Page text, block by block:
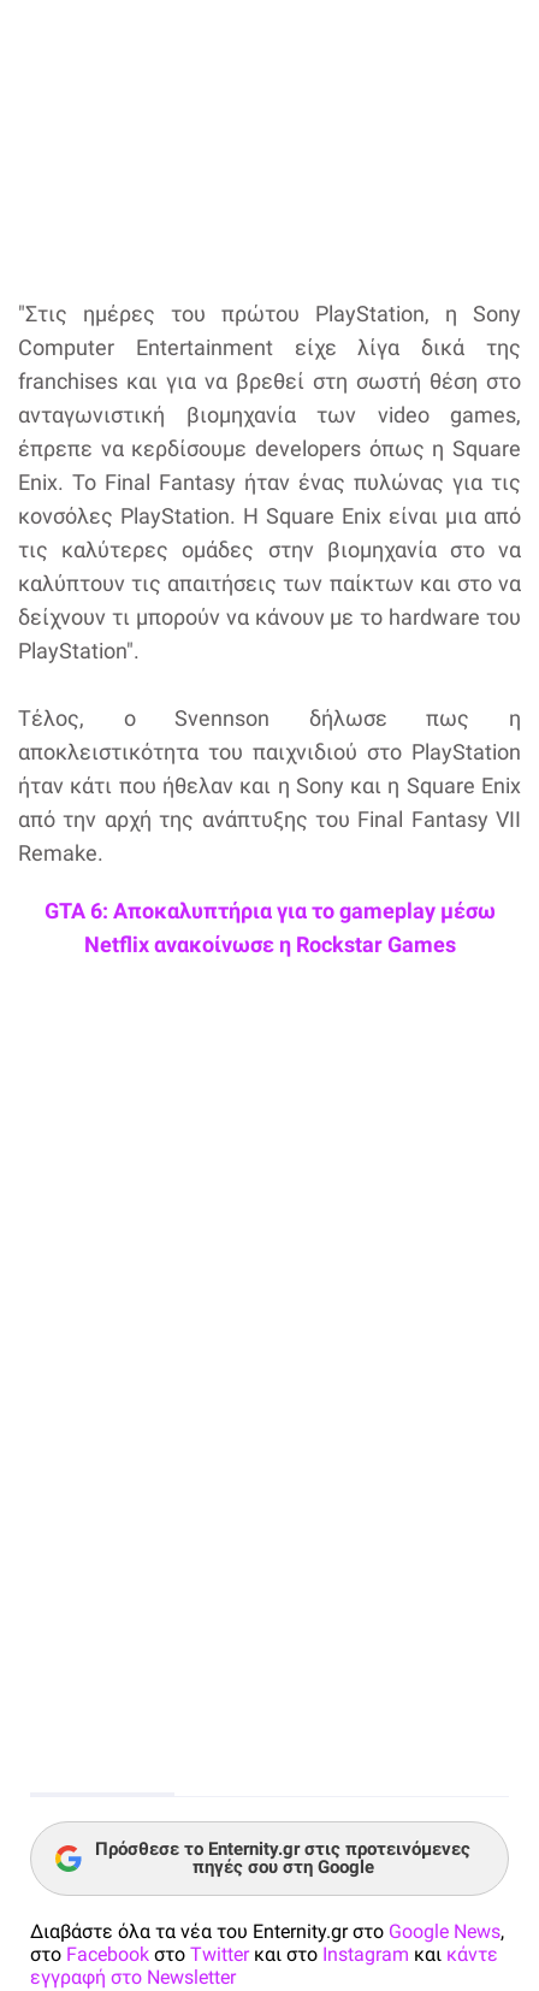
"Στις ημέρες του πρώτου PlayStation, η Sony
Computer Entertainment είχε λίγα δικά της
franchises και για να βρεθεί στη σωστή θέση στο
ανταγωνιστική βιομηχανία των video games,
έπρεπε να κερδίσουμε developers όπως η Square
Enix. Το Final Fantasy ήταν ένας πυλώνας για τις
κονσόλες PlayStation. H Square Enix είναι μια από
τις καλύτερες ομάδες στην βιομηχανία στο να
καλύπτουν τις απαιτήσεις των παίκτων και στο να
δείχνουν τι μπορούν να κάνουν με το hardware του
PlayStation".
Τέλος, ο Svennson δήλωσε πως η
αποκλειστικότητα του παιχνιδιού στο PlayStation
ήταν κάτι που ήθελαν και η Sony και η Square Enix
από την αρχή της ανάπτυξης του Final Fantasy VII
Remake.
GTA 6: Αποκαλυπτήρια για το gameplay μέσω
Netflix ανακοίνωσε η Rockstar Games
Πρόσθεσε το Enternity.gr στις προτεινόμενες
πηγές σου στη Google
Διαβάστε όλα τα νέα του Enternity.gr στο Google News,
στο Facebook στο Twitterκαι στο Instagram και κάντε
εγγραφή στο Newsletter